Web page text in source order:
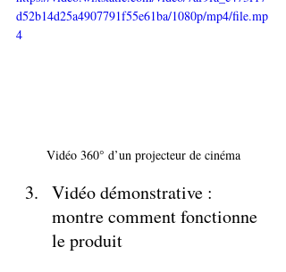
d52b14d25a4907791f55e61ba/1080p/mp4/file.mp
4
Vidéo 360° d’un projecteur de cinéma
Vidéo démonstrative :
montre comment fonctionne
le produit